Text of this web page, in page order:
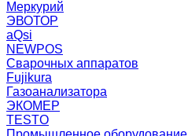
Меркурий
ЭВОТОР
aQsi
NEWPOS
Сварочных аппаратов
Fujikura
Газоанализатора
ЭКОМЕР
TESTO